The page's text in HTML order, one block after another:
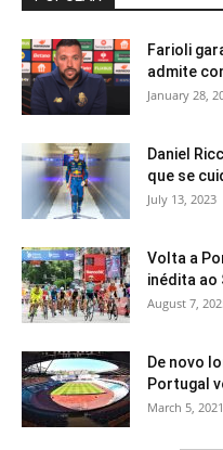
Farioli
admite
January 28,
Daniel
que se
July 13, 2023
Volta a
inédita ao
August 7,
De novo
Portugal
March 5, 2021